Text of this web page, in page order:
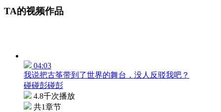
TA的视频作品
04:03
我说把古筝带到了世界的舞台，没人反驳我吧？
碰碰彭碰彭
4.8千次播放
共1章节